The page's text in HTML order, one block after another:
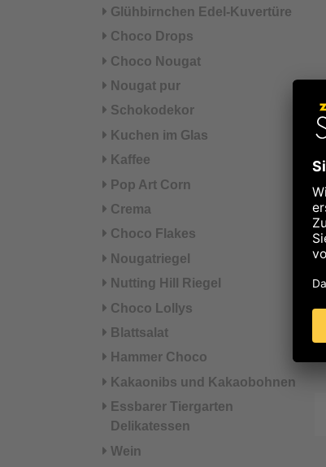
Glühbirnchen Edel-Kuvertüre
Choco Drops
Choco Nougat
Nougat pur
Schokodekor
Kuchen im Glas
Kaffee
Pop Art Corn
Crema
Choco Flakes
Nougatriegel
Nutting Hill Riegel
Choco Lollys
Blattsalat
Hammer Choco
Kakaonibs und Kakaobohnen
Essbarer Tiergarten
Delikatessen
Wein